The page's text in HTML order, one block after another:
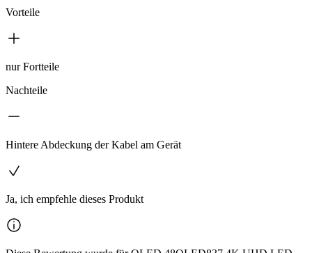
Vorteile
nur Fortteile
Nachteile
Hintere Abdeckung der Kabel am Gerät
Ja, ich empfehle dieses Produkt